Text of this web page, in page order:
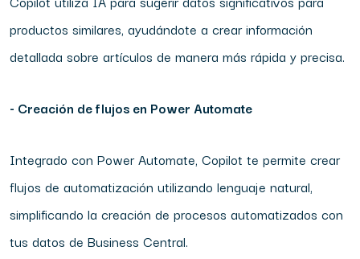
productos similares, ayudándote a crear información
detallada sobre artículos de manera más rápida y precisa.
- Creación de flujos en Power Automate
Integrado con Power Automate, Copilot te permite crear
flujos de automatización utilizando lenguaje natural,
simplificando la creación de procesos automatizados con
tus datos de Business Central.